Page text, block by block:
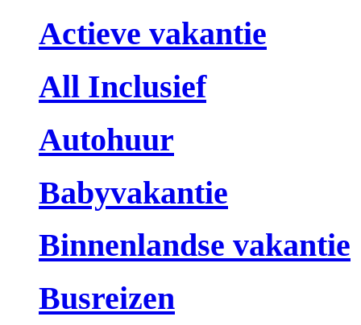
Actieve vakantie
All Inclusief
Autohuur
Babyvakantie
Binnenlandse vakantie
Busreizen